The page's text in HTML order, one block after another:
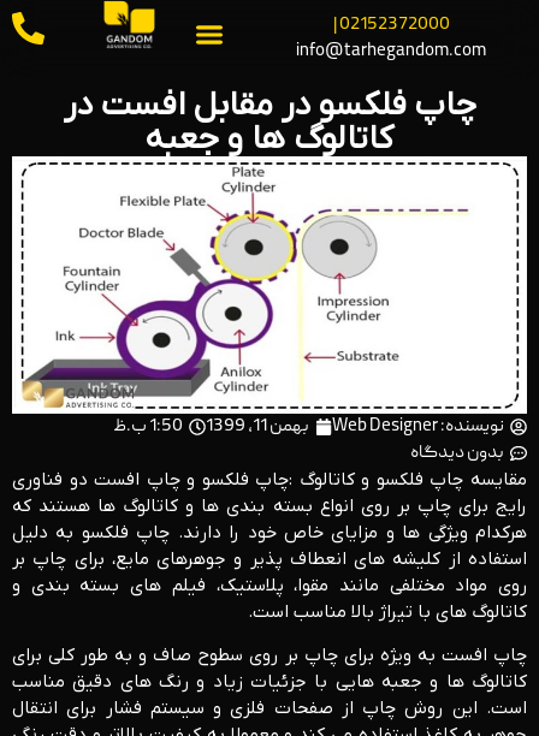
02152372000 |
info@tarhegandom.com
چاپ فلکسو در مقابل افست در
کاتالوگ ها و جعبه
نویسنده: بهمن 11, 1399
1:50 ب.ظ
بدون دیدگاه
مقایسه چاپ فلکسو و کاتالوگ :چاپ فلکسو و چاپ افست دو فناوری
رایج برای چاپ بر روی انواع بسته‌ بندی ‌ها و کاتالوگ‌ ها هستند که
هرکدام ویژگی ‌ها و مزایای خاص خود را دارند. چاپ فلکسو به دلیل
استفاده از کلیشه ‌های انعطاف ‌پذیر و جوهرهای مایع، برای چاپ بر
روی مواد مختلفی مانند مقوا، پلاستیک، فیلم‌ های بسته‌ بندی و
کاتالوگ ‌های با تیراژ بالا مناسب است.
چاپ افست به ‌ویژه برای چاپ بر روی سطوح صاف و به طور کلی برای
کاتالوگ‌ ها و جعبه ‌هایی با جزئیات زیاد و رنگ‌ های دقیق مناسب
است. این روش چاپ از صفحات فلزی و سیستم فشار برای انتقال